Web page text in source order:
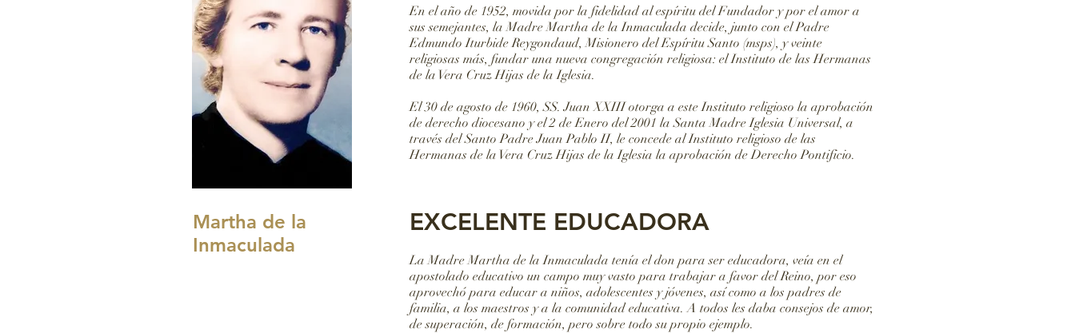
Martha de la
Inmaculada
En el año de 1952, movida por la fidelidad al espíritu del Fundador y por el amor a
sus semejantes, la Madre Martha de la Inmaculada decide, junto con el Padre
Edmundo Iturbide Reygondaud, Misionero del Espíritu Santo (msps), y veinte
religiosas más, fundar una nueva congregación religiosa: el Instituto de las Hermanas
de la Vera Cruz Hijas de la Iglesia.
El 30 de agosto de 1960, SS. Juan XXIII otorga a este Instituto religioso la aprobación
de derecho diocesano y el 2 de Enero del 2001 la Santa Madre Iglesia Universal, a
través del Santo Padre Juan Pablo II, le concede al Instituto religioso de las
Hermanas de la Vera Cruz Hijas de la Iglesia la aprobación de Derecho Pontificio.
EXCELENTE EDUCADORA
La Madre Martha de la Inmaculada tenía el don para ser educadora, veía en el
apostolado educativo un campo muy vasto para trabajar a favor del Reino, por eso
aprovechó para educar a niños, adolescentes y jóvenes, así como a los padres de
familia, a los maestros y a la comunidad educativa. A todos les daba consejos de amor,
de superación, de formación, pero sobre todo su propio ejemplo.